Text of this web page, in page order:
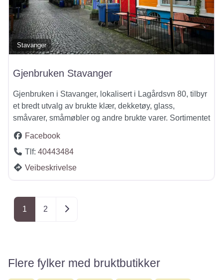
Stavanger
Gjenbruken Stavanger
Gjenbruken i Stavanger, lokalisert i Lagårdsvn 80, tilbyr
et bredt utvalg av brukte klær, dekketøy, glass,
småvarer, småmøbler og andre brukte varer. Sortimentet
Facebook
Tlf: 40443484
Veibeskrivelse
Posts navigation
1 2 Older posts
Flere fylker med bruktbutikker